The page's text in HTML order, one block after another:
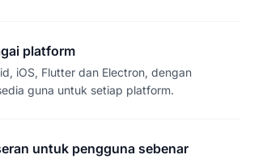
platform
iOS, Flutter dan Electron, dengan
guna untuk setiap platform.
untuk pengguna sebenar